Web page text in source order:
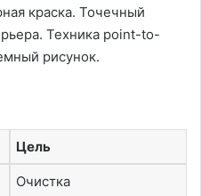
краска. Точечный
Техника point-to-
рисунок.
Цель
Очистка